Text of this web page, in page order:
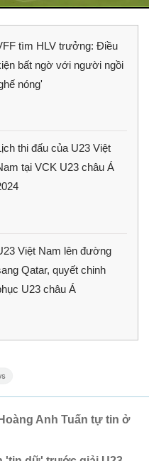
tìm HLV trưởng: Điều
bất ngờ với người ngồi
nóng'
thi đấu của U23 Việt
tại VCK U23 châu Á
Việt Nam lên đường
Qatar, quyết chinh
U23 châu Á
Anh Tuấn tự tin ở